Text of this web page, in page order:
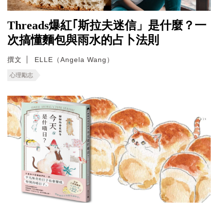
Threads爆紅｢斯拉夫迷信」是什麼？一
次搞懂麵包與雨水的占卜法則
撰文 ELLE（Angela Wang）
心理勵志